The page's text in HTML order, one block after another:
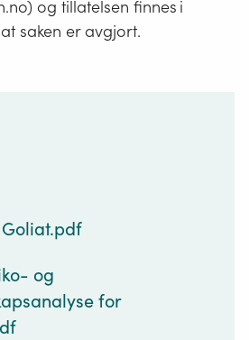
og tillatelsen finnes i
saken er avgjort.
og
for